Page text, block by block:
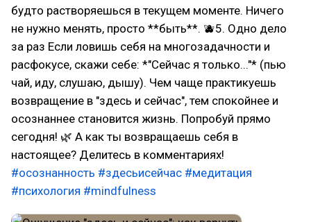
будто растворяешься в текущем моменте. Ничего
не нужно менять, просто **быть**. 🫐5. Одно дело
за раз Если ловишь себя на многозадачности и
расфокусе, скажи себе: *"Сейчас я только..."* (пью
чай, иду, слушаю, дышу). Чем чаще практикуешь
возвращение в "здесь и сейчас", тем спокойнее и
осознаннее становится жизнь. Попробуй прямо
сегодня! 🌿 А как ты возвращаешь себя в
настоящее? Делитесь в комментариях!
#осознанность #здесьисейчас #медитация
#психология #mindfulness